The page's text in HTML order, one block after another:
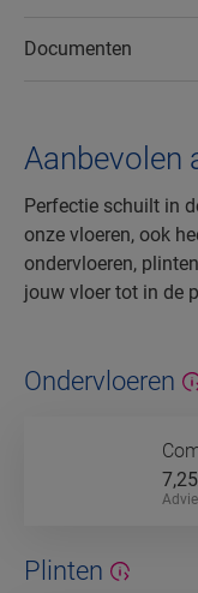
Documenten
Aanbevolen
Perfectie schuilt in
onze vloeren, ook
ondervloeren,
jouw vloer tot in de
Ondervloeren
7,25
Plinten